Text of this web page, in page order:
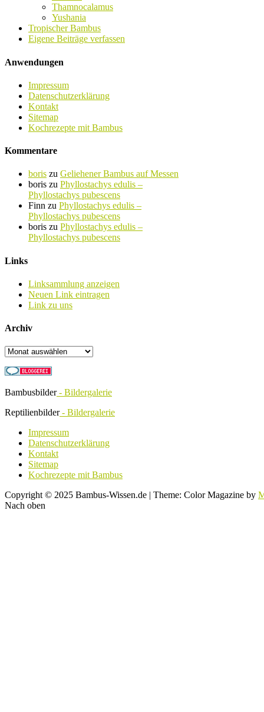
Thamnocalamus
Yushania
Tropischer Bambus
Eigene Beiträge verfassen
Anwendungen
Impressum
Datenschutzerklärung
Kontakt
Sitemap
Kochrezepte mit Bambus
Kommentare
boris zu Geliehener Bambus auf Messen
boris zu Phyllostachys edulis –
Phyllostachys pubescens
Finn zu Phyllostachys edulis –
Phyllostachys pubescens
boris zu Phyllostachys edulis –
Phyllostachys pubescens
Links
Linksammlung anzeigen
Neuen Link eintragen
Link zu uns
Archiv
Archiv
Bambusbilder- Bildergalerie
Reptilienbilder- Bildergalerie
Impressum
Datenschutzerklärung
Kontakt
Sitemap
Kochrezepte mit Bambus
Copyright © 2025 Bambus-Wissen.de | Theme: Color Magazine by
Nach oben